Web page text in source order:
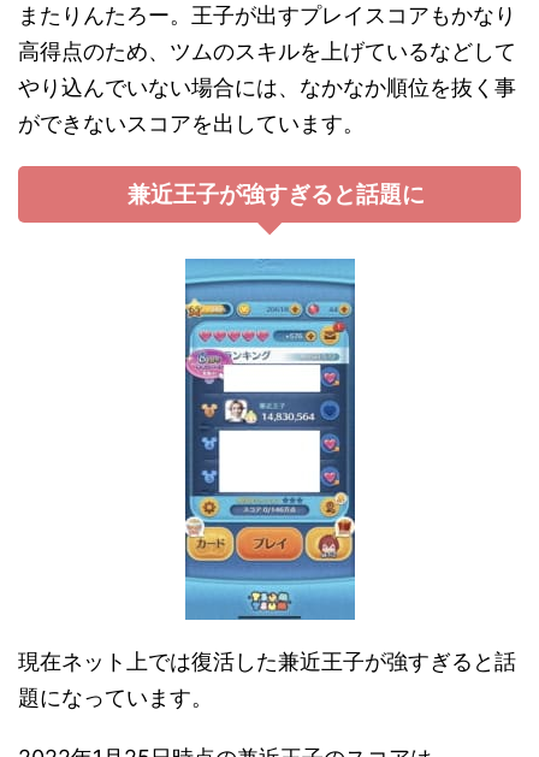
またりんたろー。王子が出すプレイスコアもかなり
高得点のため、ツムのスキルを上げているなどして
やり込んでいない場合には、なかなか順位を抜く事
ができないスコアを出しています。
兼近王子が強すぎると話題に
現在ネット上では復活した兼近王子が強すぎると話
題になっています。